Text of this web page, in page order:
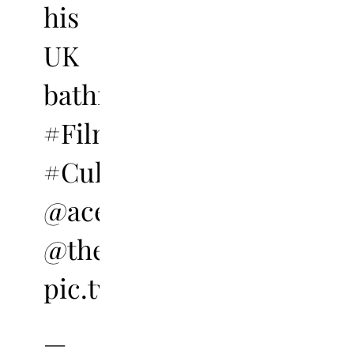
his
UK
bathroom.
#FilmedInLockdown
#CultureInQuarantine
@ace_national
@thespacearts
pic.twitter.com/
—